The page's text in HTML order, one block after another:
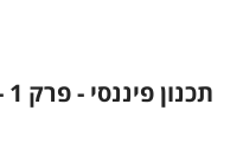
תכנון פיננסי - פרק 1 - קופת גמל להשקעה